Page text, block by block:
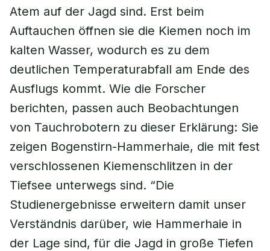
Atem auf der Jagd sind. Erst beim
Auftauchen öffnen sie die Kiemen noch im
kalten Wasser, wodurch es zu dem
deutlichen Temperaturabfall am Ende des
Ausflugs kommt. Wie die Forscher
berichten, passen auch Beobachtungen
von Tauchrobotern zu dieser Erklärung: Sie
zeigen Bogenstirn-Hammerhaie, die mit fest
verschlossenen Kiemenschlitzen in der
Tiefsee unterwegs sind. “Die
Studienergebnisse erweitern damit unser
Verständnis darüber, wie Hammerhaie in
der Lage sind, für die Jagd in große Tiefen